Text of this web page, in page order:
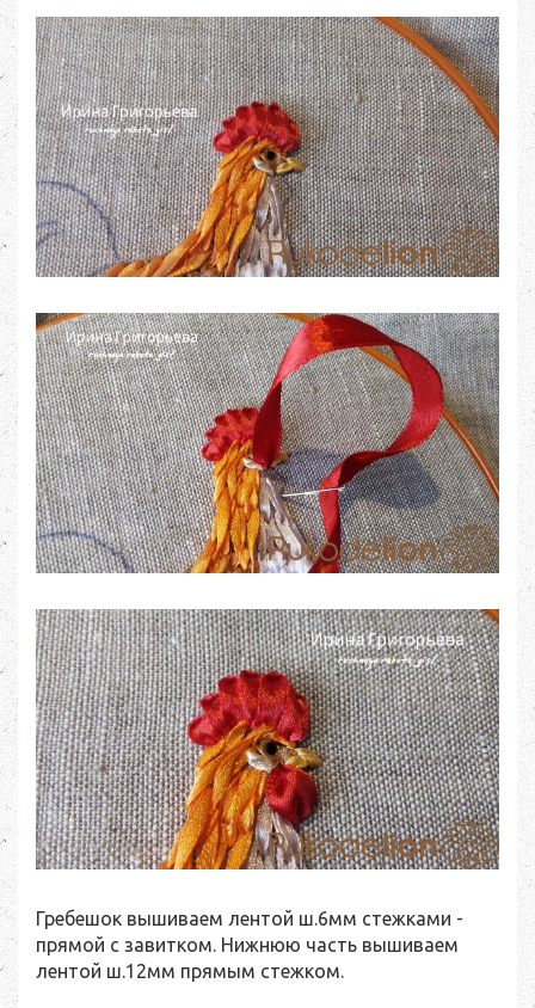
Гребешок вышиваем лентой ш.6мм стежками -
прямой с завитком. Нижнюю часть вышиваем
лентой ш.12мм прямым стежком.